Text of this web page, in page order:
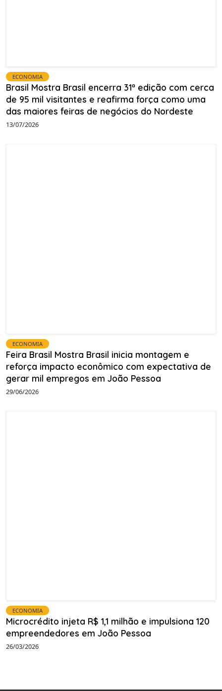
ECONOMIA
Brasil Mostra Brasil encerra 31ª edição com cerca
de 95 mil visitantes e reafirma força como uma
das maiores feiras de negócios do Nordeste
13/07/2026
ECONOMIA
Feira Brasil Mostra Brasil inicia montagem e
reforça impacto econômico com expectativa de
gerar mil empregos em João Pessoa
29/06/2026
ECONOMIA
Microcrédito injeta R$ 1,1 milhão e impulsiona 120
empreendedores em João Pessoa
26/03/2026